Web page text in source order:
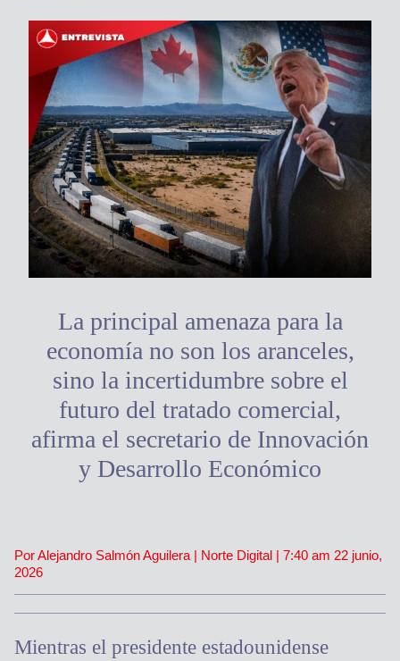
La principal amenaza para la
economía no son los aranceles,
sino la incertidumbre sobre el
futuro del tratado comercial,
afirma el secretario de Innovación
y Desarrollo Económico
Por Alejandro Salmón Aguilera | Norte Digital | 7:40 am 22 junio,
2026
Mientras el presidente estadounidense